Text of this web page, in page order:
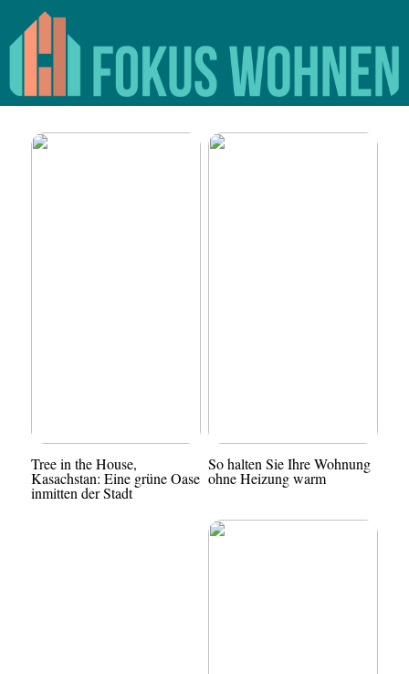
Tree in the House,
Kasachstan: Eine grüne Oase
inmitten der Stadt
So halten Sie Ihre Wohnung
ohne Heizung warm